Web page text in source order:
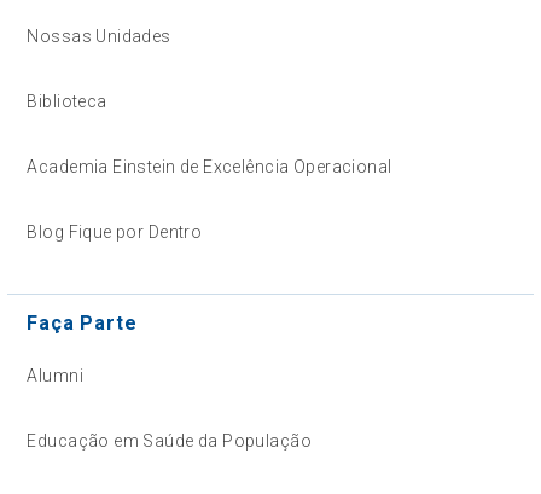
Nossas Unidades
Biblioteca
Academia Einstein de Excelência Operacional
Blog Fique por Dentro
Faça Parte
Alumni
Educação em Saúde da População